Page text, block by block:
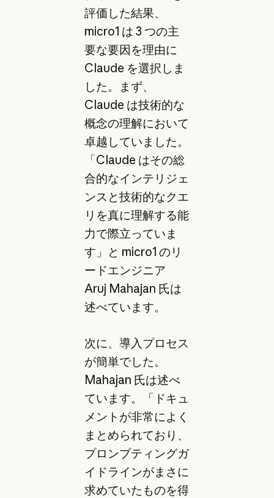
評価した結果、
micro1 は 3 つの主
要な要因を理由に
Claude を選択しま
した。まず、
Claude は技術的な
概念の理解において
卓越していました。
「Claude はその総
合的なインテリジェ
ンスと技術的なクエ
リを真に理解する能
力で際立っていま
す」と micro1 のリ
ードエンジニア
Aruj Mahajan 氏は
述べています。
次に、導入プロセス
が簡単でした。
Mahajan 氏は述べ
ています。「ドキュ
メントが非常によく
まとめられており、
プロンプティングガ
イドラインがまさに
求めていたものを得